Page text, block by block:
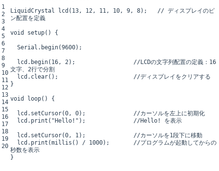
1
2
3
4
5
6
7
8
9
10
11
12
13
14
15
16
17
18
19
20
LiquidCrystal lcd ( 13 , 12 , 11 , 10 , 9 , 8) ;
// ディスプレイのピ
ン配置を定義
void setup( ) {
Serial . begin(9600) ;
lcd . begin( 16 , 2 ) ;
//LCDの文字列配置の定義：16
文字、2行で分割
lcd . clear( ) ;
//ディスプレイをクリアする
}
void loop( ) {
lcd . setCursor(0 , 0) ;
//カーソルを左上に初期化
lcd . print ( "Hello!" ) ; //Hello! を表示
lcd . setCursor(0 , 1 ) ;
//カーソルを1段下に移動
lcd . print (millis ( ) / 1000) ;
//プログラムが起動してからの
秒数を表示
}